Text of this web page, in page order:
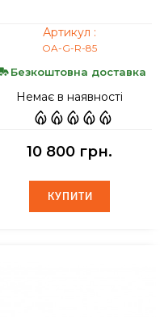
Артикул :
OA-G-R-85
Безкоштовна доставка
Немає в наявності
10 800 грн.
КУПИТИ
КУПИТИ